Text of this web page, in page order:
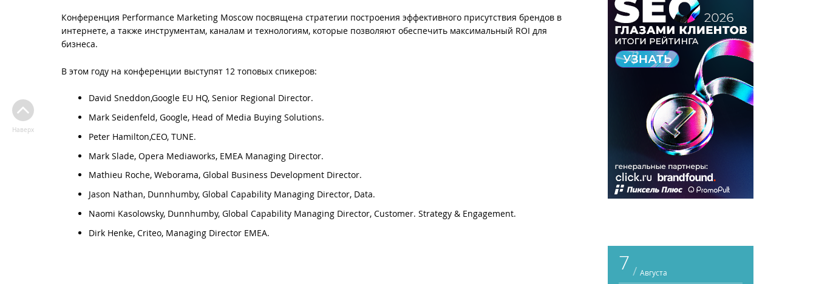
Конференция Performance Marketing Moscow посвящена стратегии построения эффективного присутствия брендов в
интернете, а также инструментам, каналам и технологиям, которые позволяют обеспечить максимальный ROI для
бизнеса.
В этом году на конференции выступят 12 топовых спикеров:
David Sneddon,Google EU HQ, Senior Regional Director.
Mark Seidenfeld, Google, Head of Media Buying Solutions.
Peter Hamilton,CEO, TUNE.
Mark Slade, Opera Mediaworks, EMEA Managing Director.
Mathieu Roche, Weborama, Global Business Development Director.
Jason Nathan, Dunnhumby, Global Capability Managing Director, Data.
Naomi Kasolowsky, Dunnhumby, Global Capability Managing Director, Customer. Strategy & Engagement.
Dirk Henke, Criteo, Managing Director EMEA.
Наверх
7 / Августа